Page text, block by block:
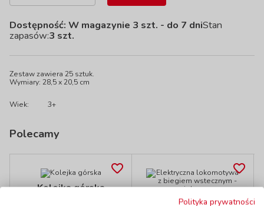
Dostępność: W magazynie 3 szt. - do 7 dniStan
zapasów:3 szt.
Zestaw zawiera 25 sztuk.
Wymiary: 28,5 x 20,5 cm
Wiek: 3+
Polecamy
Kolejka górska
Elektryczna
Polityka prywatności